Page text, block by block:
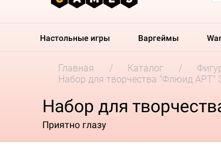
Настольные игры Варгеймы
Главная Каталог
Набор для творчества "Флюид АРТ"
Набор для
Приятно глазу